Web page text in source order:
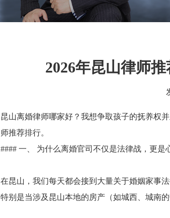
2026年昆山律师
昆山离婚律师哪家好？我想争取孩子的抚养权
师推荐排行。
#### 一、 为什么离婚官司不仅是法律战，更是
在昆山，我们每天都会接到大量关于婚姻家事
特别是当涉及昆山本地的房产（如城西、城南